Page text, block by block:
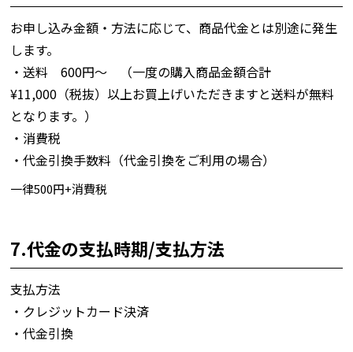
お申し込み金額・方法に応じて、商品代金とは別途に発生
します。
・送料 600円～ （一度の購入商品金額合計
¥11,000（税抜）以上お買上げいただきますと送料が無料
となります。）
・消費税
・代金引換手数料（代金引換をご利用の場合）
一律500円+消費税
7.代金の支払時期/支払方法
支払方法
・クレジットカード決済
・代金引換